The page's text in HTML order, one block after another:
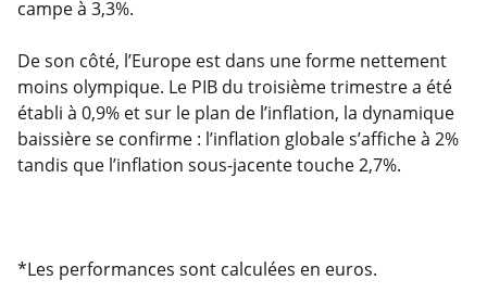
campe à 3,3%.
De son côté, l’Europe est dans une forme nettement
moins olympique. Le PIB du troisième trimestre a été
établi à 0,9% et sur le plan de l’inflation, la dynamique
baissière se confirme : l’inflation globale s’affiche à 2%
tandis que l’inflation sous-jacente touche 2,7%.
*Les performances sont calculées en euros.